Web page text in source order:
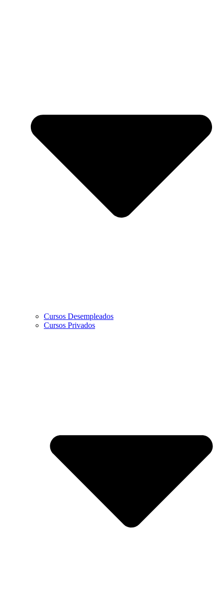
Cursos Desempleados
Cursos Privados